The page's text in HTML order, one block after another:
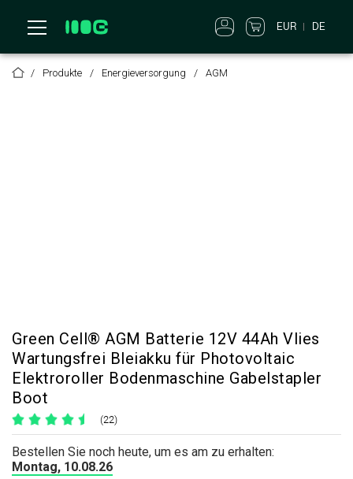
EUR DE
Produkte Energieversorgung AGM
Green Cell® AGM Batterie 12V 44Ah Vlies
Wartungsfrei Bleiakku für Photovoltaic
Elektroroller Bodenmaschine Gabelstapler
Boot
(22)
Bestellen Sie noch heute, um es am zu erhalten:
Montag, 10.08.26